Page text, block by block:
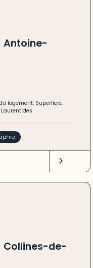
Antoine-
logement, Superficie,
Laurentides
Collines-de-